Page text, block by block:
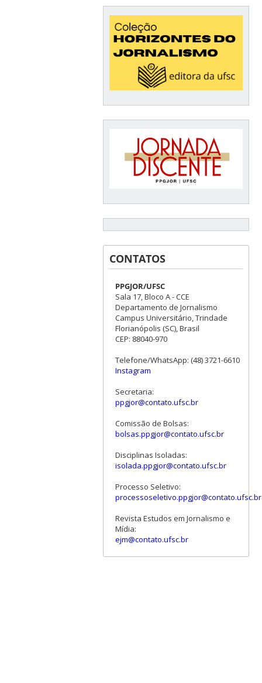
CONTATOS
PPGJOR/UFSC
Sala 17, Bloco A - CCE
Departamento de Jornalismo
Campus Universitário, Trindade
Florianópolis (SC), Brasil
CEP: 88040-970
Telefone/WhatsApp: (48) 3721-6610
Instagram
Secretaria:
ppgjor@contato.ufsc.br
Comissão de Bolsas:
bolsas.ppgjor@contato.ufsc.br
Disciplinas Isoladas:
isolada.ppgjor@contato.ufsc.br
Processo Seletivo:
processoseletivo.ppgjor@contato.ufsc.br
Revista Estudos em Jornalismo e
Mídia:
ejm@contato.ufsc.br